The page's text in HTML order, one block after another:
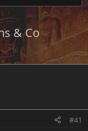
& Co
#41